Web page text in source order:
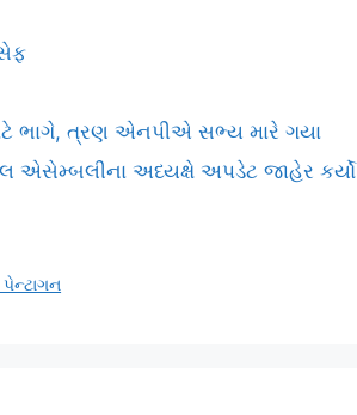
ભાગે, ત્રણ એનપીએ સભ્ય મારે ગયા
એસેમ્બલીના અધ્યક્ષે અપડેટ જાહેર કર્યો
પેન્ટાગન